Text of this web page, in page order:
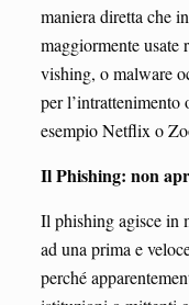
maniera diretta che
maggiormente
vishing, o malware
per l’intrattenimento
esempio Netflix o
Il Phishing: non
Il phishing agisce in
ad una prima e
perché